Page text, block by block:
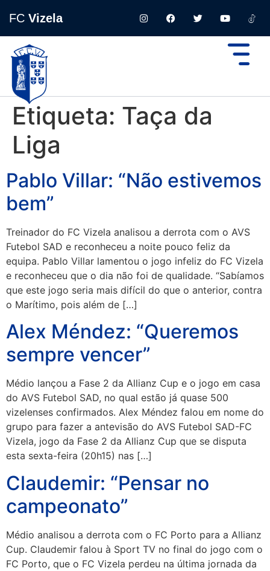
FC Vizela
Etiqueta: Taça da
Liga
Pablo Villar: “Não estivemos
bem”
Treinador do FC Vizela analisou a derrota com o AVS
Futebol SAD e reconheceu a noite pouco feliz da
equipa. Pablo Villar lamentou o jogo infeliz do FC Vizela
e reconheceu que o dia não foi de qualidade. “Sabíamos
que este jogo seria mais difícil do que o anterior, contra
o Marítimo, pois além de […]
Alex Méndez: “Queremos
sempre vencer”
Médio lançou a Fase 2 da Allianz Cup e o jogo em casa
do AVS Futebol SAD, no qual estão já quase 500
vizelenses confirmados. Alex Méndez falou em nome do
grupo para fazer a antevisão do AVS Futebol SAD-FC
Vizela, jogo da Fase 2 da Allianz Cup que se disputa
esta sexta-feira (20h15) nas […]
Claudemir: “Pensar no
campeonato”
Médio analisou a derrota com o FC Porto para a Allianz
Cup. Claudemir falou à Sport TV no final do jogo com o
FC Porto, que o FC Vizela perdeu na última jornada da